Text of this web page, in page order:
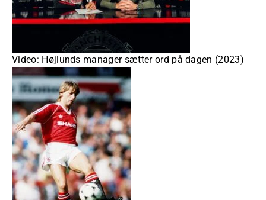
Video: Højlunds manager sætter ord på dagen (2023)